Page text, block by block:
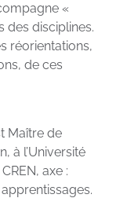
«
des disciplines.
réorientations,
de ces
Maître de
à l’Université
axe :